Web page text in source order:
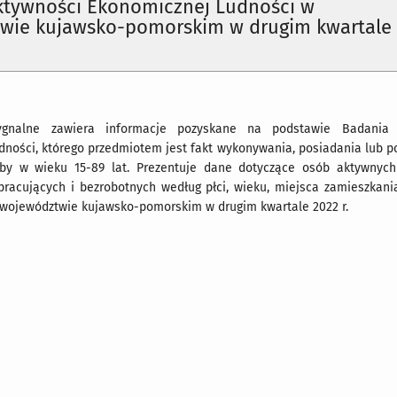
Ekonomicznej Ludności w
kujawsko-pomorskim w drugim kwartale
zawiera informacje pozyskane na podstawie Badania
którego przedmiotem jest fakt wykonywania, posiadania lub
w wieku 15-89 lat. Prezentuje dane dotyczące osób
i bezrobotnych według płci, wieku, miejsca
kujawsko-pomorskim w drugim kwartale 2022 r.